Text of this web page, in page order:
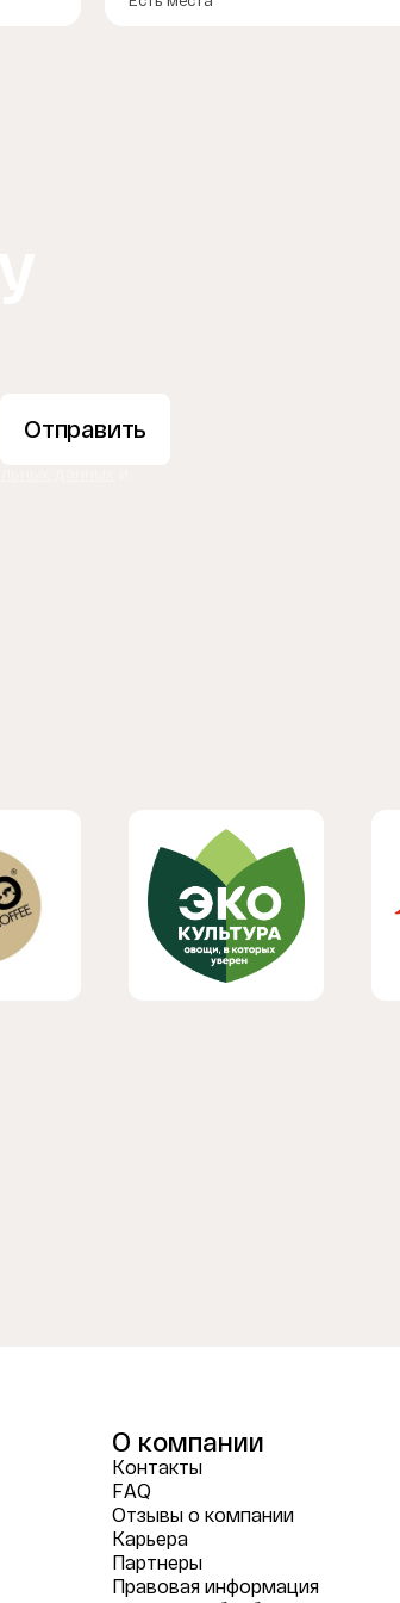
Отправить
О компании
Контакты
FAQ
Отзывы о компании
Карьера
Партнеры
Правовая информация